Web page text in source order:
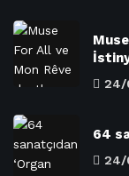
24/
64
24/